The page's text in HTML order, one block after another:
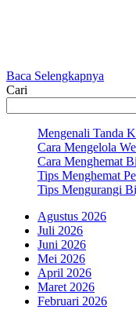
Baca Selengkapnya
Cari
Mengenali Tanda
Cara Mengelola
Cara Menghemat
Tips Menghemat
Tips Mengurangi
Agustus 2026
Juli 2026
Juni 2026
Mei 2026
April 2026
Maret 2026
Februari 2026